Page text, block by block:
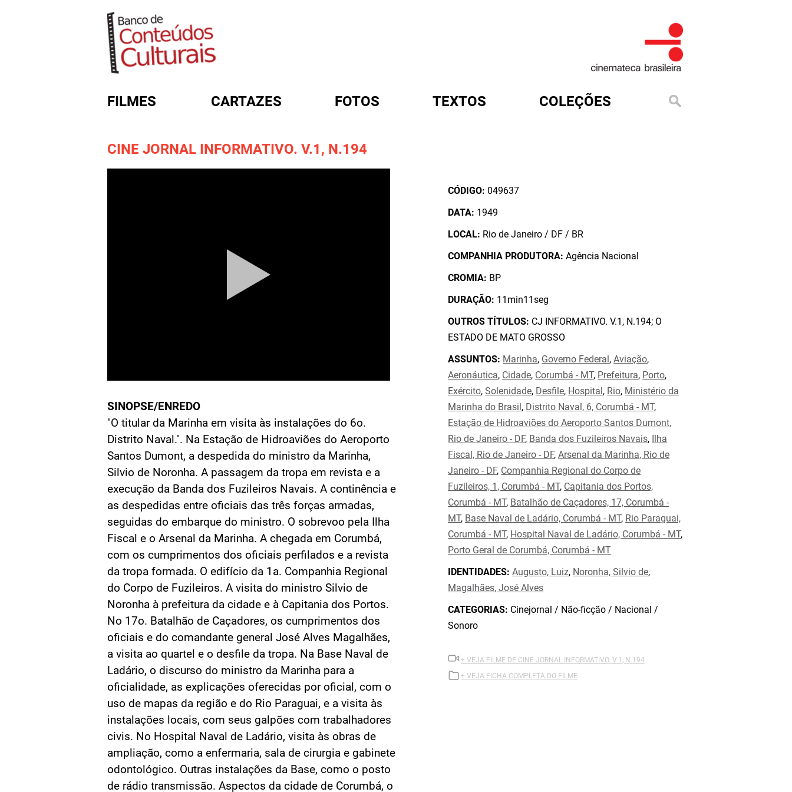
FILMES CARTAZES FOTOS TEXTOS COLEÇÕES
CINE JORNAL INFORMATIVO. V.1, N.194
SINOPSE/ENREDO
"O titular da Marinha em visita às instalações do 6o.
Distrito Naval.". Na Estação de Hidroaviões do Aeroporto
Santos Dumont, a despedida do ministro da Marinha,
Silvio de Noronha. A passagem da tropa em revista e a
execução da Banda dos Fuzileiros Navais. A continência e
as despedidas entre oficiais das três forças armadas,
seguidas do embarque do ministro. O sobrevoo pela Ilha
Fiscal e o Arsenal da Marinha. A chegada em Corumbá,
com os cumprimentos dos oficiais perfilados e a revista
da tropa formada. O edifício da 1a. Companhia Regional
do Corpo de Fuzileiros. A visita do ministro Silvio de
Noronha à prefeitura da cidade e à Capitania dos Portos.
No 17o. Batalhão de Caçadores, os cumprimentos dos
oficiais e do comandante general José Alves Magalhães,
a visita ao quartel e o desfile da tropa. Na Base Naval de
Ladário, o discurso do ministro da Marinha para a
oficialidade, as explicações oferecidas por oficial, com o
uso de mapas da região e do Rio Paraguai, e a visita às
instalações locais, com seus galpões com trabalhadores
civis. No Hospital Naval de Ladário, visita às obras de
ampliação, como a enfermaria, sala de cirurgia e gabinete
odontológico. Outras instalações da Base, como o posto
de rádio transmissão. Aspectos da cidade de Corumbá, o
CÓDIGO: 049637
DATA: 1949
LOCAL: Rio de Janeiro / DF / BR
COMPANHIA PRODUTORA: Agência Nacional
CROMIA: BP
DURAÇÃO: 11min11seg
OUTROS TÍTULOS: CJ INFORMATIVO. V.1, N.194; O
ESTADO DE MATO GROSSO
ASSUNTOS: Marinha, Governo Federal,Aviação,
Aeronáutica, Cidade, Corumbá - MT, Prefeitura, Porto,
Exército,Solenidade, Desfile, Hospital, Rio, Ministério da
Marinha do Brasil, Distrito Naval, 6, Corumbá - MT,
Estação de Hidroaviões do Aeroporto Santos Dumont,
Rio de Janeiro - DF, Banda dos Fuzileiros Navais, Ilha
Fiscal, Rio de Janeiro - DF,Arsenal da Marinha, Rio de
Janeiro - DF, Companhia Regional do Corpo de
Fuzileiros, 1, Corumbá - MT, Capitania dos Portos,
Corumbá - MT, Batalhão de Caçadores, 17, Corumbá -
MT, Base Naval de Ladário, Corumbá - MT, Rio Paraguai,
Corumbá - MT, Hospital Naval de Ladário, Corumbá - MT,
Porto Geral de Corumbá, Corumbá - MT
IDENTIDADES: Augusto, Luiz, Noronha, Silvio de,
Magalhães, José Alves
CATEGORIAS: Cinejornal / Não-ficção / Nacional /
Sonoro
+ VEJA FILME DE CINE JORNAL INFORMATIVO. V.1, N.194
+ VEJA FICHA COMPLETA DO FILME